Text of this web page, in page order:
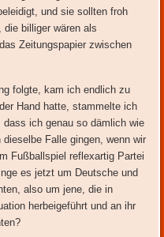
und sie sollten froh
billiger wären als
Zeitungspapier zwischen
folgte, kam ich endlich zu
Hand hatte, stammelte ich
ich genau so dämlich wie
Falle gingen, wenn wir
Fußballspiel reflexartig Partei
es jetzt um Deutsche und
also um jene, die in
herbeigeführt und an ihr